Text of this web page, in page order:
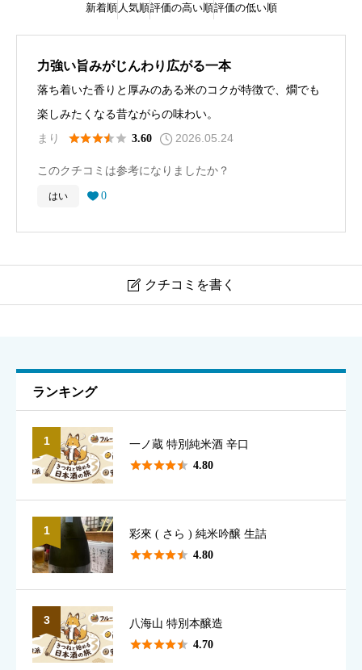
新着順 人気順評価の高い順評価の低い順
力強い旨みがじんわり広がる一本
落ち着いた香りと厚みのある米のコクが特徴で、燗でも
楽しみたくなる昔ながらの味わい。
まり  3.60 2026.05.24
このクチコミは参考になりましたか？
はい  0
 クチコミを書く
表示名として使用されます（本名でなくて構いません）
香り

味のわかりやすさ
ランキング
1 一ノ蔵 特別純米酒 辛口
 4.80
1 彩來 ( さら ) 純米吟醸 生詰
 4.80
3 八海山 特別本醸造
 4.70